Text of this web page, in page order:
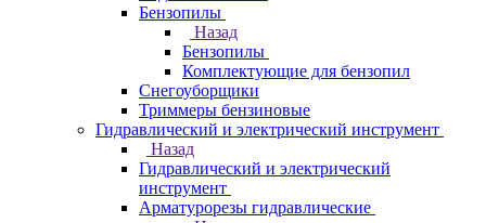
Бензопилы
Назад
Бензопилы
Комплектующие для бензопил
Снегоуборщики
Триммеры бензиновые
Гидравлический и электрический инструмент
Назад
Гидравлический и электрический
инструмент
Арматурорезы гидравлические